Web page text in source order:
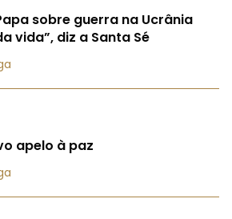
sobre guerra na Ucrânia
vida”, diz a Santa Sé
apelo à paz